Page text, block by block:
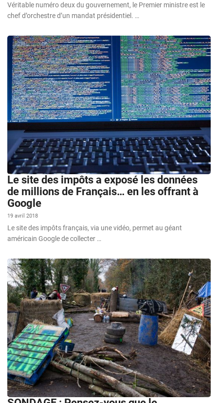
Véritable numéro deux du gouvernement, le Premier ministre est le
chef d’orchestre d’un mandat présidentiel. …
Le site des impôts a exposé les données
de millions de Français… en les offrant à
Google
19 avril 2018
Le site des impôts français, via une vidéo, permet au géant
américain Google de collecter …